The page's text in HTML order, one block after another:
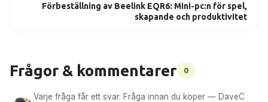
Förbeställning av Beelink EQR6: Mini-pc:n för spel,
skapande och produktivitet
Frågor & kommentarer 0
Varje fråga får ett svar. Fråga innan du köper — DaveC